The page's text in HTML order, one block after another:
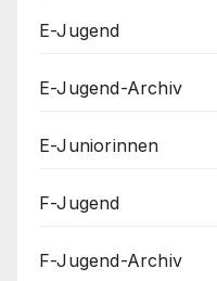
E-Jugend
E-Jugend-Archiv
E-Juniorinnen
F-Jugend
F-Jugend-Archiv